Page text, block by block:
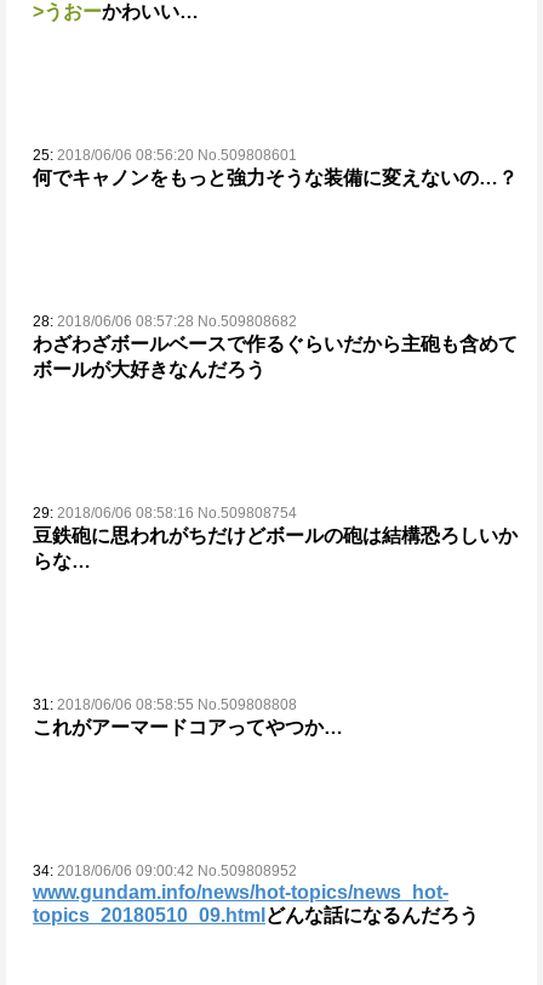
>うおーかわいい…
25: 2018/06/06 08:56:20 No.509808601
何でキャノンをもっと強力そうな装備に変えないの…？
28: 2018/06/06 08:57:28 No.509808682
わざわざボールベースで作るぐらいだから主砲も含めて
ボールが大好きなんだろう
29: 2018/06/06 08:58:16 No.509808754
豆鉄砲に思われがちだけどボールの砲は結構恐ろしいか
らな…
31: 2018/06/06 08:58:55 No.509808808
これがアーマードコアってやつか…
34: 2018/06/06 09:00:42 No.509808952
www.gundam.info/news/hot-topics/news_hot-
topics_20180510_09.html どんな話になるんだろう